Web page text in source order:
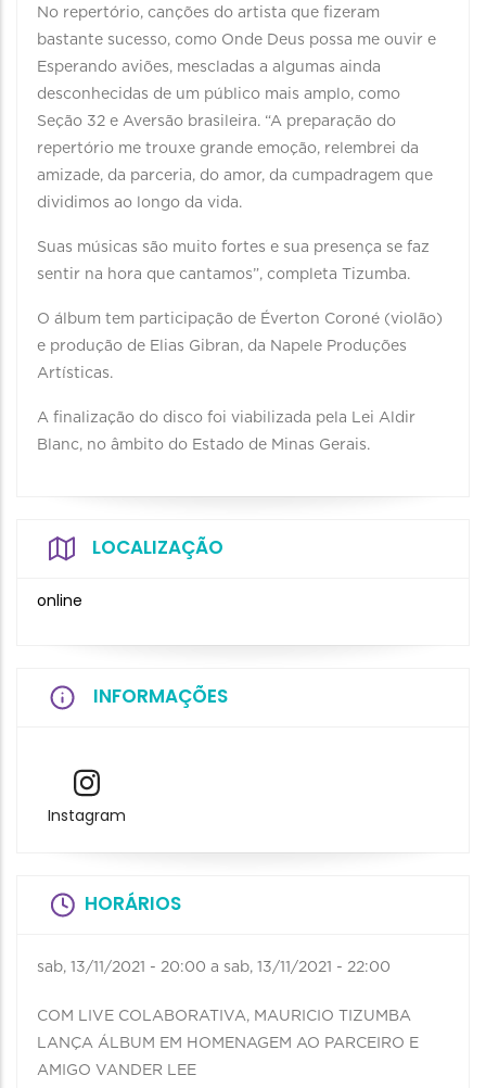
No repertório, canções do artista que fizeram
bastante sucesso, como Onde Deus possa me ouvir e
Esperando aviões, mescladas a algumas ainda
desconhecidas de um público mais amplo, como
Seção 32 e Aversão brasileira. “A preparação do
repertório me trouxe grande emoção, relembrei da
amizade, da parceria, do amor, da cumpadragem que
dividimos ao longo da vida.
Suas músicas são muito fortes e sua presença se faz
sentir na hora que cantamos”, completa Tizumba.
O álbum tem participação de Éverton Coroné (violão)
e produção de Elias Gibran, da Napele Produções
Artísticas.
A finalização do disco foi viabilizada pela Lei Aldir
Blanc, no âmbito do Estado de Minas Gerais.
LOCALIZAÇÃO
online
INFORMAÇÕES
Instagram
HORÁRIOS
sab, 13/11/2021 - 20:00 a sab, 13/11/2021 - 22:00
COM LIVE COLABORATIVA, MAURICIO TIZUMBA
LANÇA ÁLBUM EM HOMENAGEM AO PARCEIRO E
AMIGO VANDER LEE